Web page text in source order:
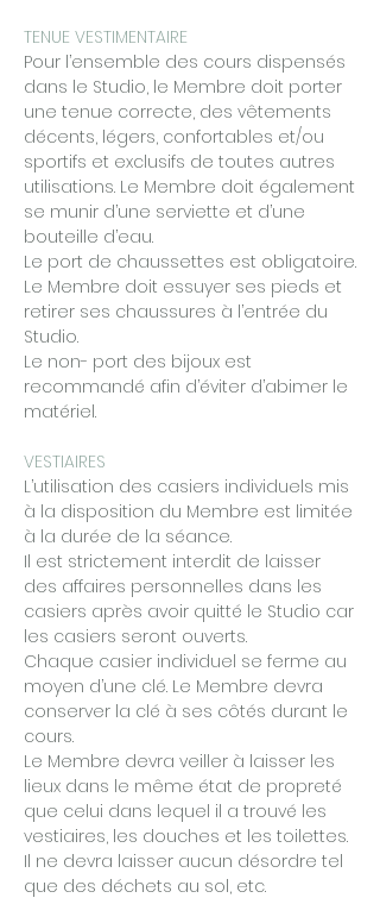
TENUE VESTIMENTAIRE
Pour l’ensemble des cours dispensés
dans le Studio, le Membre doit porter
une tenue correcte, des vêtements
décents, légers, confortables et/ou
sportifs et exclusifs de toutes autres
utilisations. Le Membre doit également
se munir d’une serviette et d’une
bouteille d’eau.
Le port de chaussettes est obligatoire.
Le Membre doit essuyer ses pieds et
retirer ses chaussures à l’entrée du
Studio.
Le non- port des bijoux est
recommandé afin d’éviter d’abimer le
matériel.
VESTIAIRES
L’utilisation des casiers individuels mis
à la disposition du Membre est limitée
à la durée de la séance.
Il est strictement interdit de laisser
des affaires personnelles dans les
casiers après avoir quitté le Studio car
les casiers seront ouverts.
Chaque casier individuel se ferme au
moyen d’une clé. Le Membre devra
conserver la clé à ses côtés durant le
cours.
Le Membre devra veiller à laisser les
lieux dans le même état de propreté
que celui dans lequel il a trouvé les
vestiaires, les douches et les toilettes.
Il ne devra laisser aucun désordre tel
que des déchets au sol, etc.